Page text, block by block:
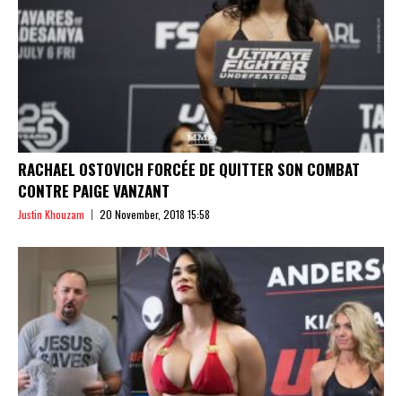
RACHAEL OSTOVICH FORCÉE DE QUITTER SON COMBAT
CONTRE PAIGE VANZANT
Justin Khouzam 20 November, 2018 15:58